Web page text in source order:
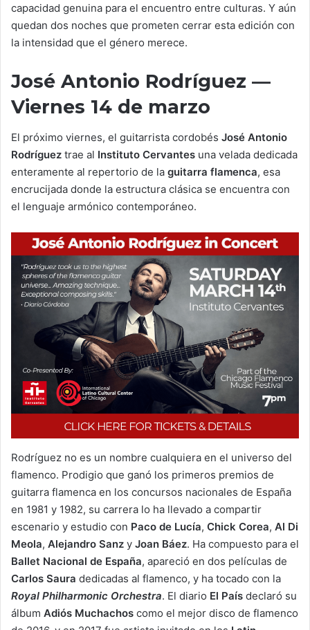
capacidad genuina para el encuentro entre culturas. Y aún
quedan dos noches que prometen cerrar esta edición con
la intensidad que el género merece.
José Antonio Rodríguez —
Viernes 14 de marzo
El próximo viernes, el guitarrista cordobés José Antonio
Rodríguez trae al Instituto Cervantes una velada dedicada
enteramente al repertorio de la guitarra flamenca, esa
encrucijada donde la estructura clásica se encuentra con
el lenguaje armónico contemporáneo.
Rodríguez no es un nombre cualquiera en el universo del
flamenco. Prodigio que ganó los primeros premios de
guitarra flamenca en los concursos nacionales de España
en 1981 y 1982, su carrera lo ha llevado a compartir
escenario y estudio con Paco de Lucía, Chick Corea, Al Di
Meola, Alejandro Sanz y Joan Báez. Ha compuesto para el
Ballet Nacional de España, apareció en dos películas de
Carlos Saura dedicadas al flamenco, y ha tocado con la
Royal Philharmonic Orchestra. El diario El País declaró su
álbum Adiós Muchachos como el mejor disco de flamenco